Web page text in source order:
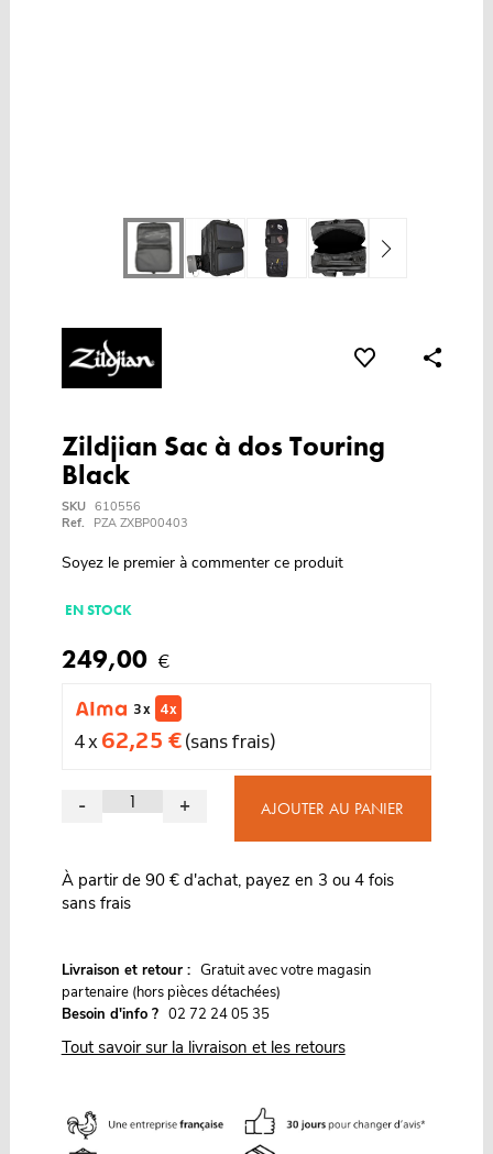
Zildjian Sac à dos Touring
Black
SKU 610556
Ref.
PZA ZXBP00403
Soyez le premier à commenter ce produit
EN STOCK
249,00 €
3 x 4 x
4 x 62,25 €(sans frais)
- + AJOUTER AU PANIER
À partir de 90 € d'achat, payez en 3 ou 4 fois
sans frais
Livraison et retour : Gratuit avec votre magasin
partenaire (hors pièces détachées)
Besoin d'info ? 02 72 24 05 35
Tout savoir sur la livraison et les retours